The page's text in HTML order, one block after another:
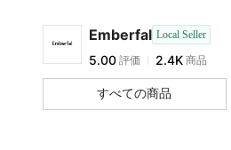
Emberfal Local Seller
5.00 評価 2.4K 商品
すべての商品